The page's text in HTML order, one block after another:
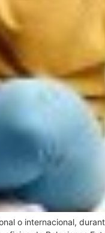
o internacional,